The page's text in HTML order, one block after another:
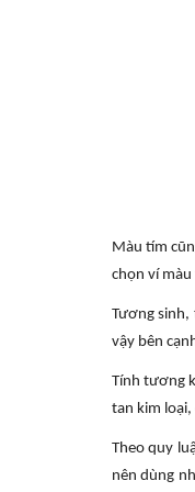
Màu tím
chọn ví
Tương sinh,
vậy bên
Tính tương
tan kim
Theo quy
nên dùng